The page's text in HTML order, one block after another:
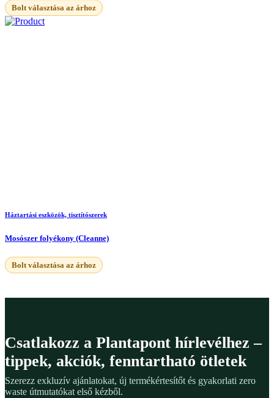
Bolt választása az árhoz
Háztartási eszközök, tisztítószerek
Mosószer folyékony (Cleanne)
Bolt választása az árhoz
Csatlakozz a Plantapont hírlevélhez –
tippek, akciók, fenntartható ötletek
Szerezz exkluzív ajánlatokat, új termékértesítőt és gyakorlati zero
waste útmutatókat első kézből.